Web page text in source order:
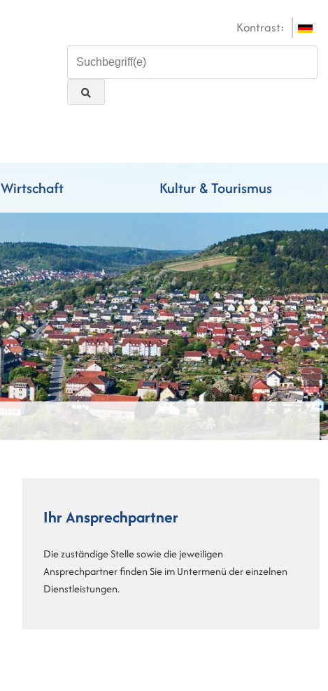
Kontrast:
Wirtschaft Kultur & Tourismus
Ihr Ansprechpartner
Die zuständige Stelle sowie die jeweiligen
Ansprechpartner finden Sie im Untermenü der einzelnen
Dienstleistungen.